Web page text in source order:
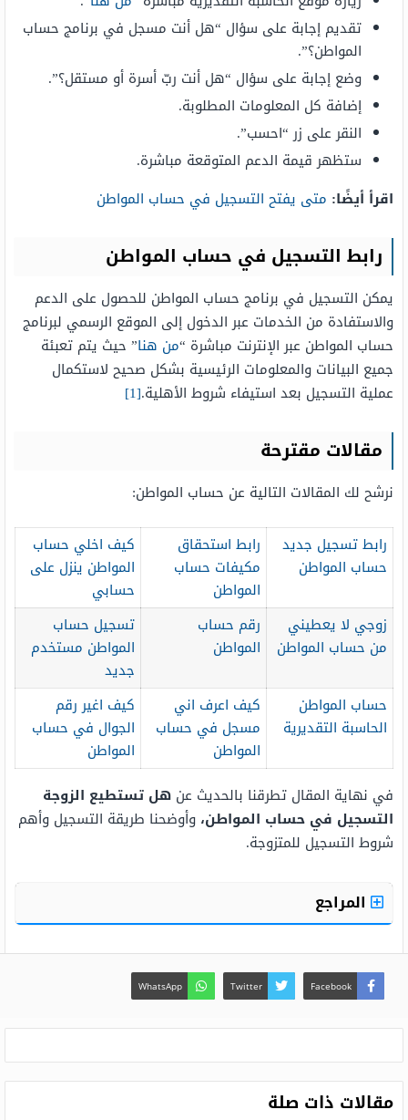
تقديم إجابة على سؤال “هل أنت مسجل في برنامج حساب
المواطن؟”.
وضع إجابة على سؤال “هل أنت ربّ أسرة أو مستقل؟”.
إضافة كل المعلومات المطلوبة.
النقر على زر “احسب”.
ستظهر قيمة الدعم المتوقعة مباشرة.
اقرأ أيضًا: متى يفتح التسجيل في حساب المواطن
رابط التسجيل في حساب المواطن
يمكن التسجيل في برنامج حساب المواطن للحصول على الدعم
والاستفادة من الخدمات عبر الدخول إلى الموقع الرسمي لبرنامج
حساب المواطن عبر الإنترنت مباشرة “من هنا” حيث يتم تعبئة
جميع البيانات والمعلومات الرئيسية بشكل صحيح لاستكمال
عملية التسجيل بعد استيفاء شروط الأهلية.[1]
مقالات مقترحة
نرشح لك المقالات التالية عن حساب المواطن:
رابط تسجيل جديد
حساب المواطن
رابط استحقاق
مكيفات حساب
المواطن
كيف اخلي حساب
المواطن ينزل على
حسابي
زوجي لا يعطيني
من حساب المواطن
رقم حساب
المواطن
تسجيل حساب
المواطن مستخدم
جديد
حساب المواطن
الحاسبة التقديرية
كيف اعرف اني
مسجل في حساب
المواطن
كيف اغير رقم
الجوال في حساب
المواطن
في نهاية المقال تطرقنا بالحديث عن هل تستطيع الزوجة
التسجيل في حساب المواطن، وأوضحنا طريقة التسجيل وأهم
شروط التسجيل للمتزوجة.
المراجع
Facebook
Twitter
WhatsApp
مقالات ذات صلة